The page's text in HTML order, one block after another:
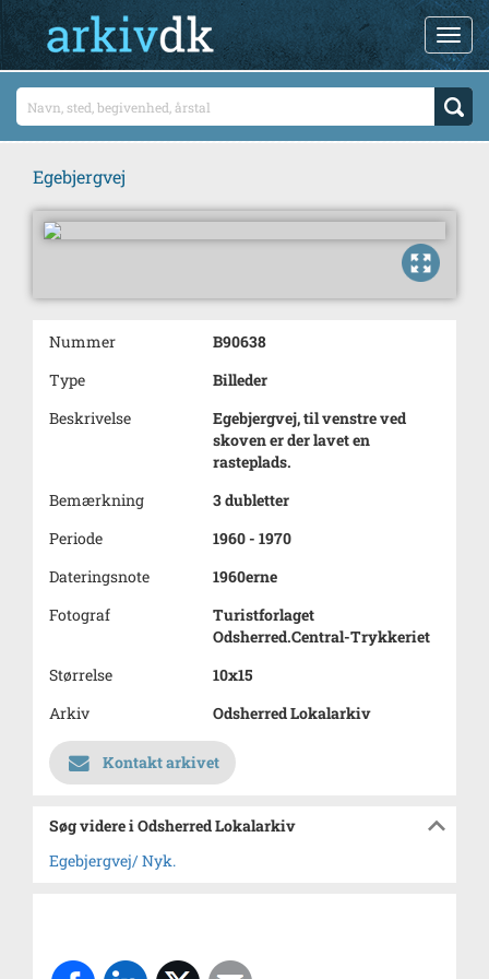
Egebjergvej
Nummer
B90638
Type
Billeder
Beskrivelse
Egebjergvej, til venstre ved
skoven er der lavet en
rasteplads.
Bemærkning
3 dubletter
Periode
1960 - 1970
Dateringsnote
1960erne
Fotograf
Turistforlaget
Odsherred.Central-Trykkeriet
Størrelse
10x15
Arkiv
Odsherred Lokalarkiv
Kontakt arkivet
Søg videre i Odsherred Lokalarkiv
Egebjergvej/ Nyk.